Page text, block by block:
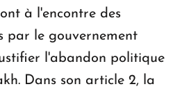
à l'encontre des
par le gouvernement
l'abandon politique
Dans son article 2, la